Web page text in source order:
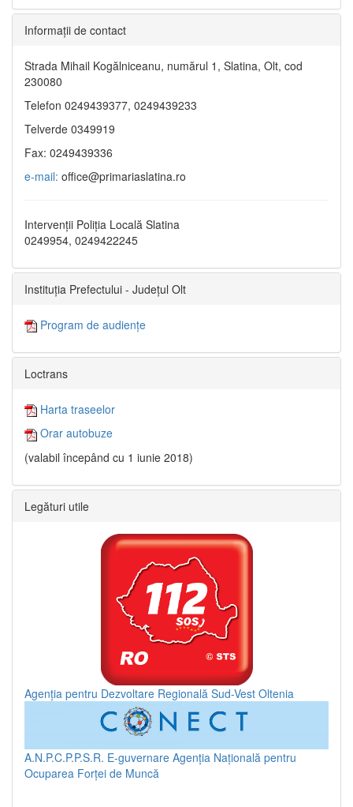
Informaţii de contact
Strada Mihail Kogălniceanu, numărul 1, Slatina, Olt, cod
230080
Telefon 0249439377, 0249439233
Telverde 0349919
Fax: 0249439336
e-mail: office@primariaslatina.ro
Intervenții Poliția Locală Slatina
0249954, 0249422245
Instituția Prefectului - Județul Olt
Program de audiențe
Loctrans
Harta traseelor
Orar autobuze
(valabil începând cu 1 iunie 2018)
Legături utile
Agenția pentru Dezvoltare Regională Sud-Vest Oltenia
A.N.P.C.P.P.S.R. E-guvernare Agenția Națională pentru
Ocuparea Forței de Muncă